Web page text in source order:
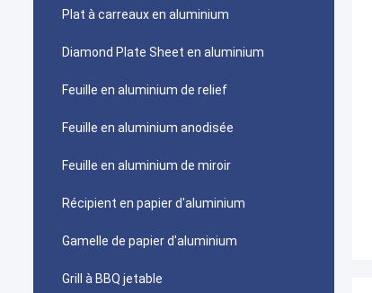
Plat à carreaux en aluminium
Diamond Plate Sheet en aluminium
Feuille en aluminium de relief
Feuille en aluminium anodisée
Feuille en aluminium de miroir
Récipient en papier d'aluminium
Gamelle de papier d'aluminium
Grill à BBQ jetable